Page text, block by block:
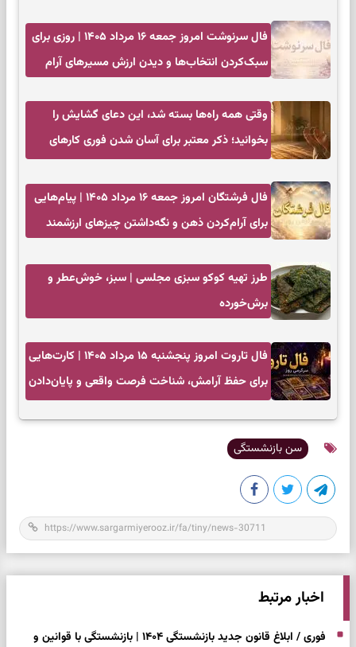
فال سرنوشت امروز جمعه ۱۶ مرداد ۱۴۰۵ | روزی برای
سبک‌کردن انتخاب‌ها و دیدن ارزش مسیرهای آرام
وقتی همه راه‌ها بسته شد، این دعای گشایش را
بخوانید؛ ذکر معتبر برای آسان شدن فوری کارهای
فال فرشتگان امروز جمعه ۱۶ مرداد ۱۴۰۵ | پیام‌هایی
برای آرام‌کردن ذهن و نگه‌داشتن چیزهای ارزشمند
طرز تهیه کوکو سبزی مجلسی | سبز، خوش‌عطر و
برش‌خورده
فال تاروت امروز پنجشنبه ۱۵ مرداد ۱۴۰۵ | کارت‌هایی
برای حفظ آرامش، شناخت فرصت واقعی و پایان‌دادن
سن بازنشستگی
اخبار مرتبط
فوری / ابلاغ قانون جدید بازنشستگی ۱۴۰۴ | بازنشستگی با قوانین و